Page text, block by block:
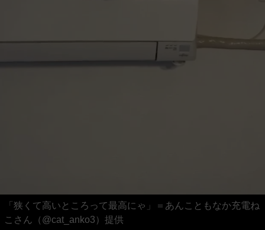
「狭くて高いところって最高にゃ」＝あんこともなか充電ね
こさん（@cat_anko3）提供